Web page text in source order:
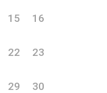
15 16
22 23
29 30